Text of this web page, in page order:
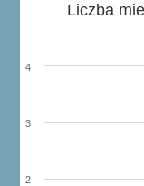
Liczba
2
3
4